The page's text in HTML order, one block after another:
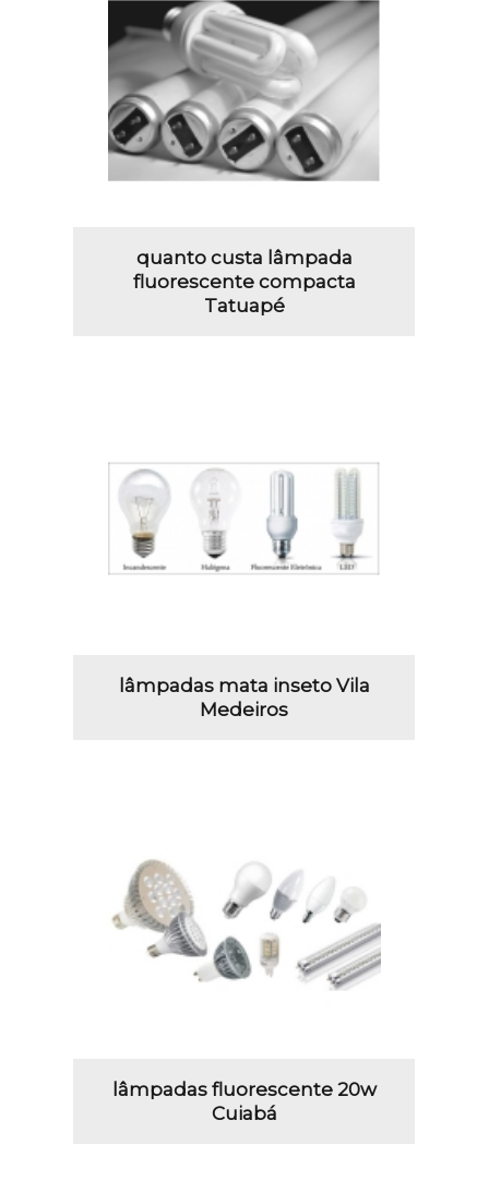
quanto custa lâmpada
fluorescente compacta
Tatuapé
lâmpadas mata inseto Vila
Medeiros
lâmpadas fluorescente 20w
Cuiabá